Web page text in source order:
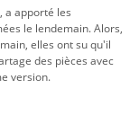
a apporté les
le lendemain. Alors,
elles ont su qu'il
des pièces avec
version.